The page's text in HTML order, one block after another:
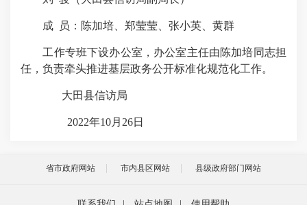
成 员：陈加培、郑莹莹、张小英、黄群
工作专班下设办公室，办公室主任由陈加培同志担
任，负责牵头推进基层政务公开标准化规范化工作。
大田县信访局
2022年10月26日
省市政府网站 市内县区网站 县级政府部门网站